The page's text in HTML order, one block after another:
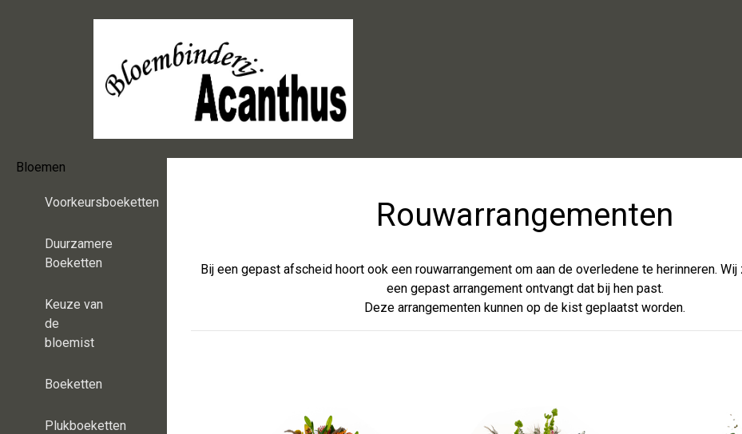
Bloemen
Voorkeursboeketten
Duurzamere
Boeketten
Keuze van
de
bloemist
Boeketten
Plukboeketten
Rouwarrangementen
Bij een gepast afscheid hoort ook een rouwarrangement om aan de overledene te herinneren.
een gepast arrangement ontvangt dat bij hen past.
Deze arrangementen kunnen op de kist geplaatst worden.